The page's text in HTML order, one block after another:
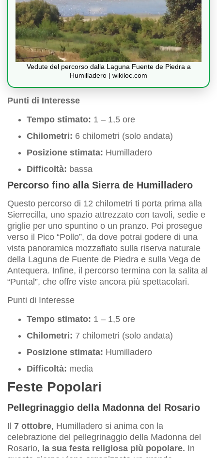
Vedute del percorso dalla Laguna Fuente de Piedra a
Humilladero | wikiloc.com
Punti di Interesse
Tempo stimato: 1 – 1,5 ore
Chilometri: 6 chilometri (solo andata)
Posizione stimata: Humilladero
Difficoltà: bassa
Percorso fino alla Sierra de Humilladero
Questo percorso di 12 chilometri ti porta prima alla
Sierrecilla, uno spazio attrezzato con tavoli, sedie e
griglie per uno spuntino o un pranzo. Poi prosegue
verso il Pico “Pollo”, da dove potrai godere di una
vista panoramica mozzafiato sulla riserva naturale
della Laguna de Fuente de Piedra e sulla Vega de
Antequera. Infine, il percorso termina con la salita al
“Puntal”, che offre viste ancora più spettacolari.
Punti di Interesse
Tempo stimato: 1 – 1,5 ore
Chilometri: 7 chilometri (solo andata)
Posizione stimata: Humilladero
Difficoltà: media
Feste Popolari
Pellegrinaggio della Madonna del Rosario
Il 7 ottobre, Humilladero si anima con la
celebrazione del pellegrinaggio della Madonna del
Rosario, la sua festa religiosa più popolare. In